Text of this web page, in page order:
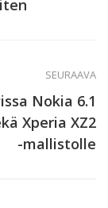
SEURAAVA
Nokia 6.1
Xperia XZ2
-mallistolle